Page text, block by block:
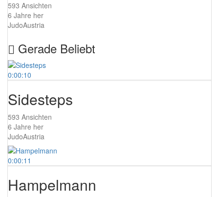
593 Ansichten
6 Jahre her
JudoAustria
Gerade Beliebt
0:00:10
Sidesteps
593 Ansichten
6 Jahre her
JudoAustria
0:00:11
Hampelmann